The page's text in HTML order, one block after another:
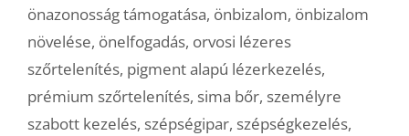
önazonosság támogatása, önbizalom, önbizalom
növelése, önelfogadás, orvosi lézeres
szőrtelenítés, pigment alapú lézerkezelés,
prémium szőrtelenítés, sima bőr, személyre
szabott kezelés, szépségipar, szépségkezelés,